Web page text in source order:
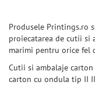
Produsele Printings.ro
proiecatarea de cutii si
marimi pentru orice fel
Cutii si ambalaje
carton cu ondula tip II